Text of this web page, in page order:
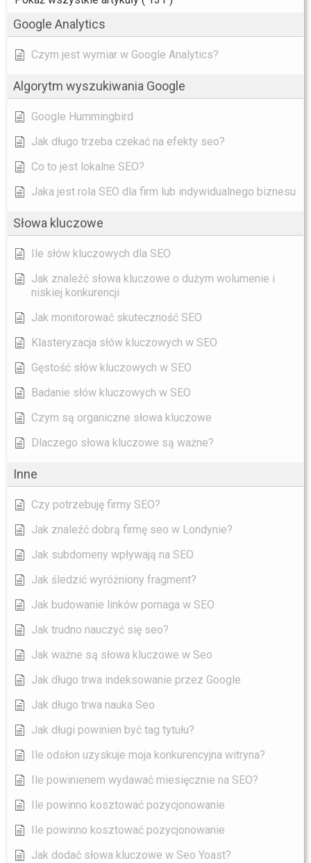
Google Analytics
Czym jest wymiar w Google Analytics?
Algorytm wyszukiwania Google
Google Hummingbird
Jak długo trzeba czekać na efekty seo?
Co to jest lokalne SEO?
Jaka jest rola SEO dla firm lub indywidualnego biznesu
Słowa kluczowe
Ile słów kluczowych dla SEO
Jak znaleźć słowa kluczowe o dużym wolumenie i
niskiej konkurencji
Jak monitorować skuteczność SEO
Klasteryzacja słów kluczowych w SEO
Gęstość słów kluczowych w SEO
Badanie słów kluczowych w SEO
Czym są organiczne słowa kluczowe
Dlaczego słowa kluczowe są ważne?
Inne
Czy potrzebuję firmy SEO?
Jak znaleźć dobrą firmę seo w Londynie?
Jak subdomeny wpływają na SEO
Jak śledzić wyróżniony fragment?
Jak budowanie linków pomaga w SEO
Jak trudno nauczyć się seo?
Jak ważne są słowa kluczowe w Seo
Jak długo trwa indeksowanie przez Google
Jak długo trwa nauka Seo
Jak długi powinien być tag tytułu?
Ile odsłon uzyskuje moja konkurencyjna witryna?
Ile powinienem wydawać miesięcznie na SEO?
Ile powinno kosztować pozycjonowanie
Ile powinno kosztować pozycjonowanie
Jak dodać słowa kluczowe w Seo Yoast?